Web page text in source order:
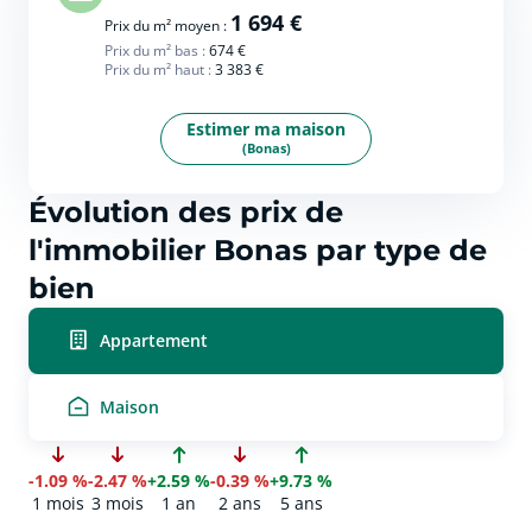
Prix du m² moyen : 1 694 €
Prix du m² bas :674 €
Prix du m² haut :3 383 €
Estimer ma maison
(Bonas)
Évolution des prix de
l'immobilier Bonas par type de
bien
Appartement
Maison
-1.09 %
1 mois
-2.47 %
3 mois
+2.59 %
1 an
-0.39 %
2 ans
+9.73 %
5 ans